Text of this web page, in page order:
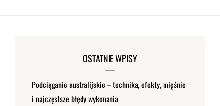
OSTATNIE WPISY
Podciąganie australijskie – technika, efekty, mięśnie
i najczęstsze błędy wykonania